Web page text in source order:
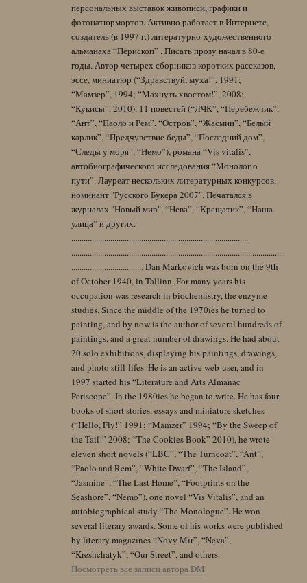
персональных выставок живописи, графики и
фотонатюрмортов. Активно работает в Интернете,
создатель (в 1997 г.) литературно-художественного
альманаха “Перископ” . Писать прозу начал в 80-е
годы. Автор четырех сборников коротких рассказов,
эссе, миниатюр (“Здравствуй, муха!”, 1991;
“Мамзер”, 1994; “Махнуть хвостом!”, 2008;
“Кукисы”, 2010), 11 повестей (“ЛЧК”, “Перебежчик”,
“Ант”, “Паоло и Рем”, “Остров”, “Жасмин”, “Белый
карлик”, “Предчувствие беды”, “Последний дом”,
“Следы у моря”, “Немо”), романа “Vis vitalis”,
автобиографического исследования “Монолог о
пути”. Лауреат нескольких литературных конкурсов,
номинант "Русского Букера 2007". Печатался в
журналах "Новый мир", “Нева”, “Крещатик”, “Наша
улица” и других.
......................................................................................
.......................................................................................................
................................... Dan Markovich was born on the 9th
of October 1940, in Tallinn. For many years his
occupation was research in biochemistry, the enzyme
studies. Since the middle of the 1970ies he turned to
painting, and by now is the author of several hundreds of
paintings, and a great number of drawings. He had about
20 solo exhibitions, displaying his paintings, drawings,
and photo still-lifes. He is an active web-user, and in
1997 started his “Literature and Arts Almanac
Periscope”. In the 1980ies he began to write. He has four
books of short stories, essays and miniature sketches
(“Hello, Fly!” 1991; “Mamzer” 1994; “By the Sweep of
the Tail!” 2008; “The Cookies Book” 2010), he wrote
eleven short novels (“LBC”, “The Turncoat”, “Ant”,
“Paolo and Rem”, “White Dwarf”, “The Island”,
“Jasmine”, “The Last Home”, “Footprints on the
Seashore”, “Nemo”), one novel “Vis Vitalis”, and an
autobiographical study “The Monologue”. He won
several literary awards. Some of his works were published
by literary magazines “Novy Mir”, “Neva”,
“Kreshchatyk”, “Our Street”, and others.
Посмотреть все записи автора DM